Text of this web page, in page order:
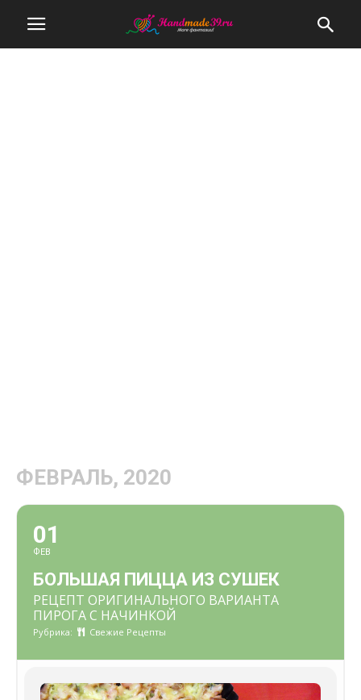
ФЕВРАЛЬ, 2020
01
ФЕВ
БОЛЬШАЯ ПИЦЦА ИЗ СУШЕК
РЕЦЕПТ ОРИГИНАЛЬНОГО ВАРИАНТА
ПИРОГА С НАЧИНКОЙ
Рубрика: Свежие Рецепты